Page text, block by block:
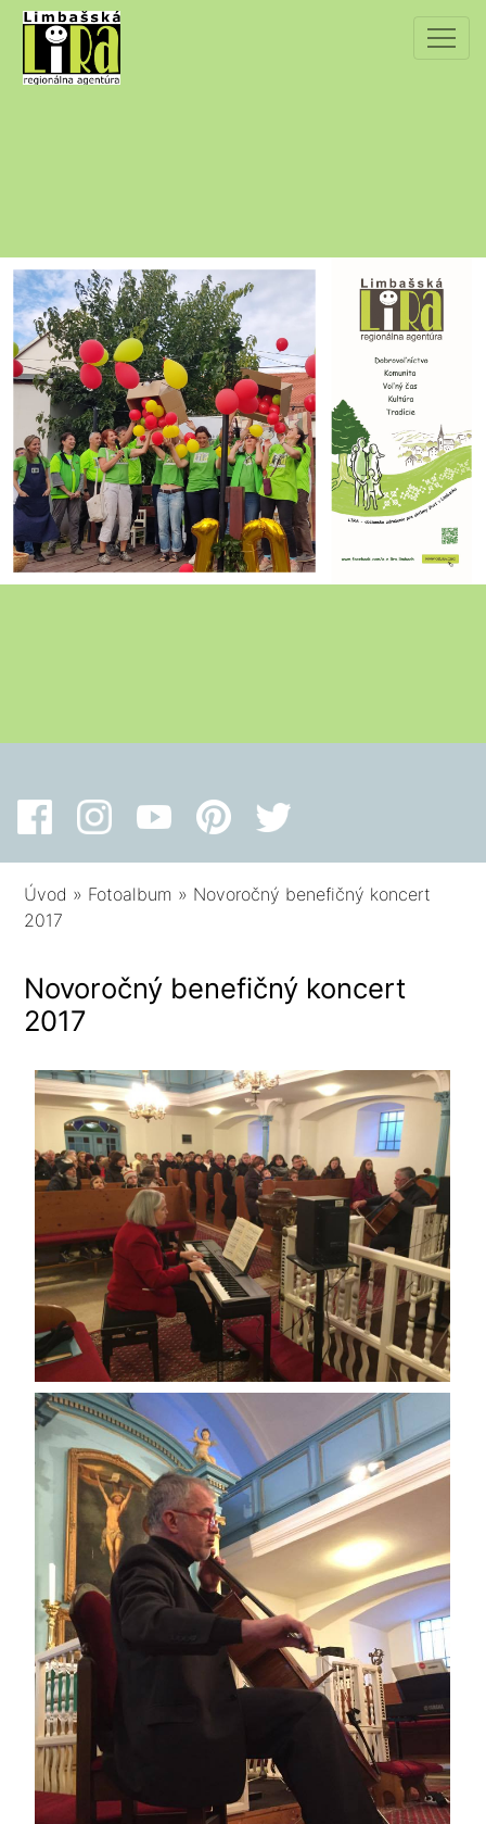
Úvod » Fotoalbum » Novoročný benefičný koncert
2017
Novoročný benefičný koncert
2017